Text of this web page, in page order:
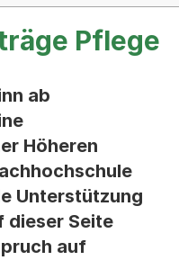
Pflege
ab
Höheren
Unterstützung
dieser Seite
auf